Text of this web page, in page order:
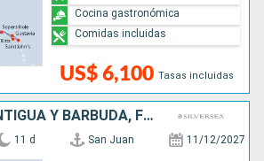
US$ 6,100 Tasas incluidas
Cocina gastronómica
Comidas incluidas
PUERTO RICO, ANTIGUA Y BARBUDA, FRANCIA, GRENADA, SAN VINCENT Y LAS GRANADINAS, SANTA LUCIA
11 d San Juan 11/12/2027